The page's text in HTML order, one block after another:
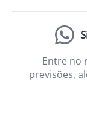
Entre no
previsões,